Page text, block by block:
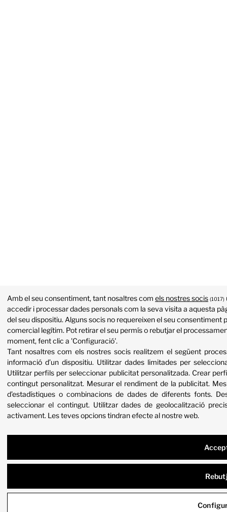
Amb el seu consentiment, tant nosaltres com els nostres socis (1017)
accedir i processar dades personals com la seva visita a aquesta
del seu dispositiu. Alguns socis no requereixen el seu consentiment
comercial legítim. Pot retirar el seu permís o rebutjar el
moment, fent clic a 'Configuració'.
Tant nosaltres com els nostres socis realitzem el següent
informació d’un dispositiu. Utilitzar dades limitades per
Utilitzar perfils per seleccionar publicitat personalitzada. Crear
contingut personalitzat. Mesurar el rendiment de la publicitat.
d’estadístiques o combinacions de dades de diferents fonts.
seleccionar el contingut. Utilitzar dades de geolocalització
activament. Les teves opcions tindran efecte al nostre web.